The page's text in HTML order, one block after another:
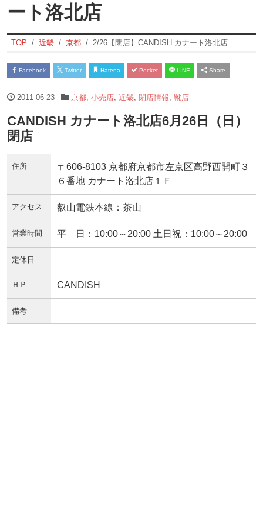
ート洛北店
TOP 近畿 京都 2/26【閉店】CANDISH カナート洛北店
Facebook Twitter Hatena Pocket LINE Share
2011-06-23 京都, 小売店, 近畿, 閉店情報 靴店
CANDISH カナート洛北店6月26日（日）
閉店
住所
〒606-8103 京都府京都市左京区高野西開町３
６番地 カナート洛北店１Ｆ
アクセス 叡山電鉄本線：茶山
営業時間 平 日：10:00～20:00 土日祝：10:00～20:00
定休日
ＨＰ CANDISH
備考